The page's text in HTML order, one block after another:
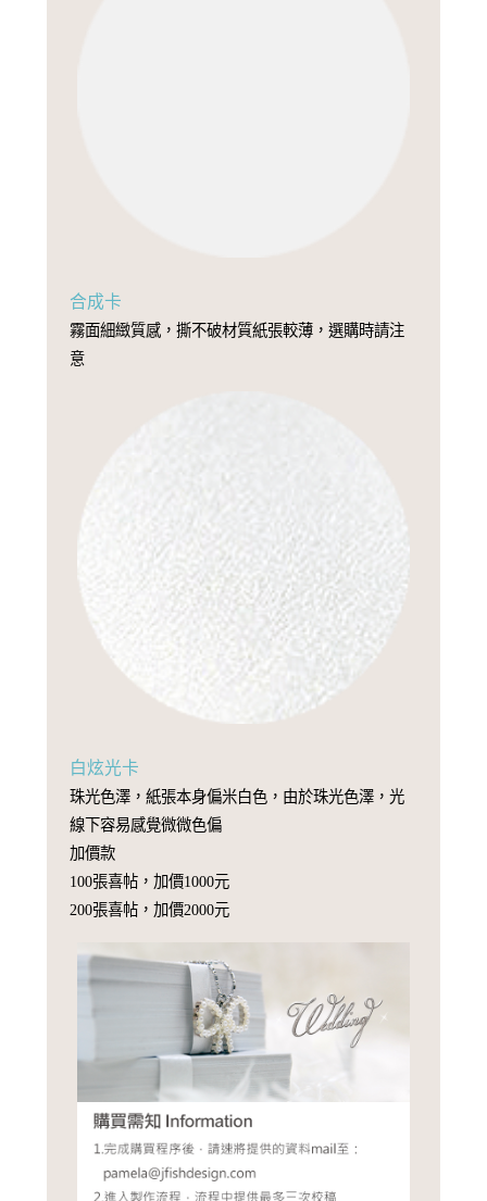
合成卡
霧面細緻質感，撕不破材質紙張較薄，選購時請注
意
白炫光卡
珠光色澤，紙張本身偏米白色，由於珠光色澤，光
線下容易感覺微微色偏
加價款
100張喜帖，加價1000元
200張喜帖，加價2000元